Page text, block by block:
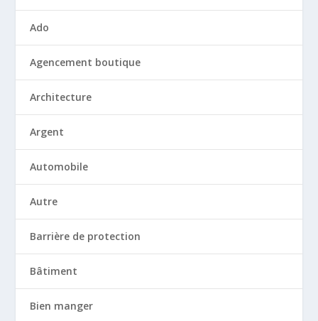
Ado
Agencement boutique
Architecture
Argent
Automobile
Autre
Barrière de protection
Bâtiment
Bien manger